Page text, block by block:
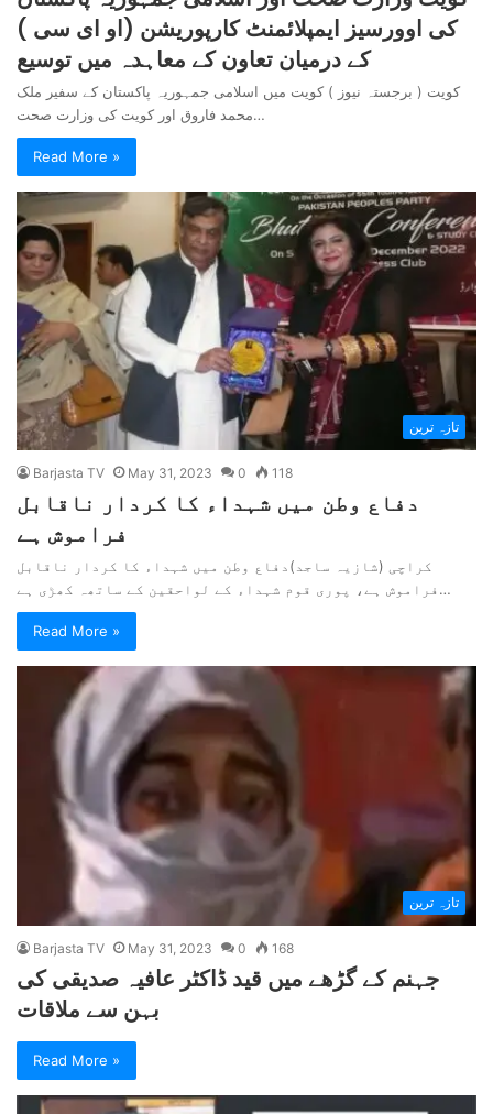
کی اوورسیز ایمپلائمنٹ کارپوریشن (او ای سی )
کے درمیان تعاون کے معاہدہ میں توسیع
کویت ( برجستہ نیوز ) کویت میں اسلامی جمہوریہ پاکستان کے سفیر ملک
محمد فاروق اور کویت کی وزارت صحت…
Read More »
تازہ ترین
Barjasta TV May 31, 2023 0 118
دفاع وطن میں شہداء کا کردار ناقابل
فراموش ہے
کراچی (شازیہ ساجد)دفاع وطن میں شہداء کا کردار ناقابل
فراموش ہے، پوری قوم شہداء کے لواحقین کے ساتھہ کھڑی ہے…
Read More »
تازہ ترین
Barjasta TV May 31, 2023 0 168
جہنم کے گڑھے میں قید ڈاکٹر عافیہ صدیقی کی
بہن سے ملاقات
Read More »